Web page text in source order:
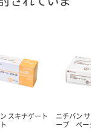
スキナゲート
ニチバン
ープ ベー